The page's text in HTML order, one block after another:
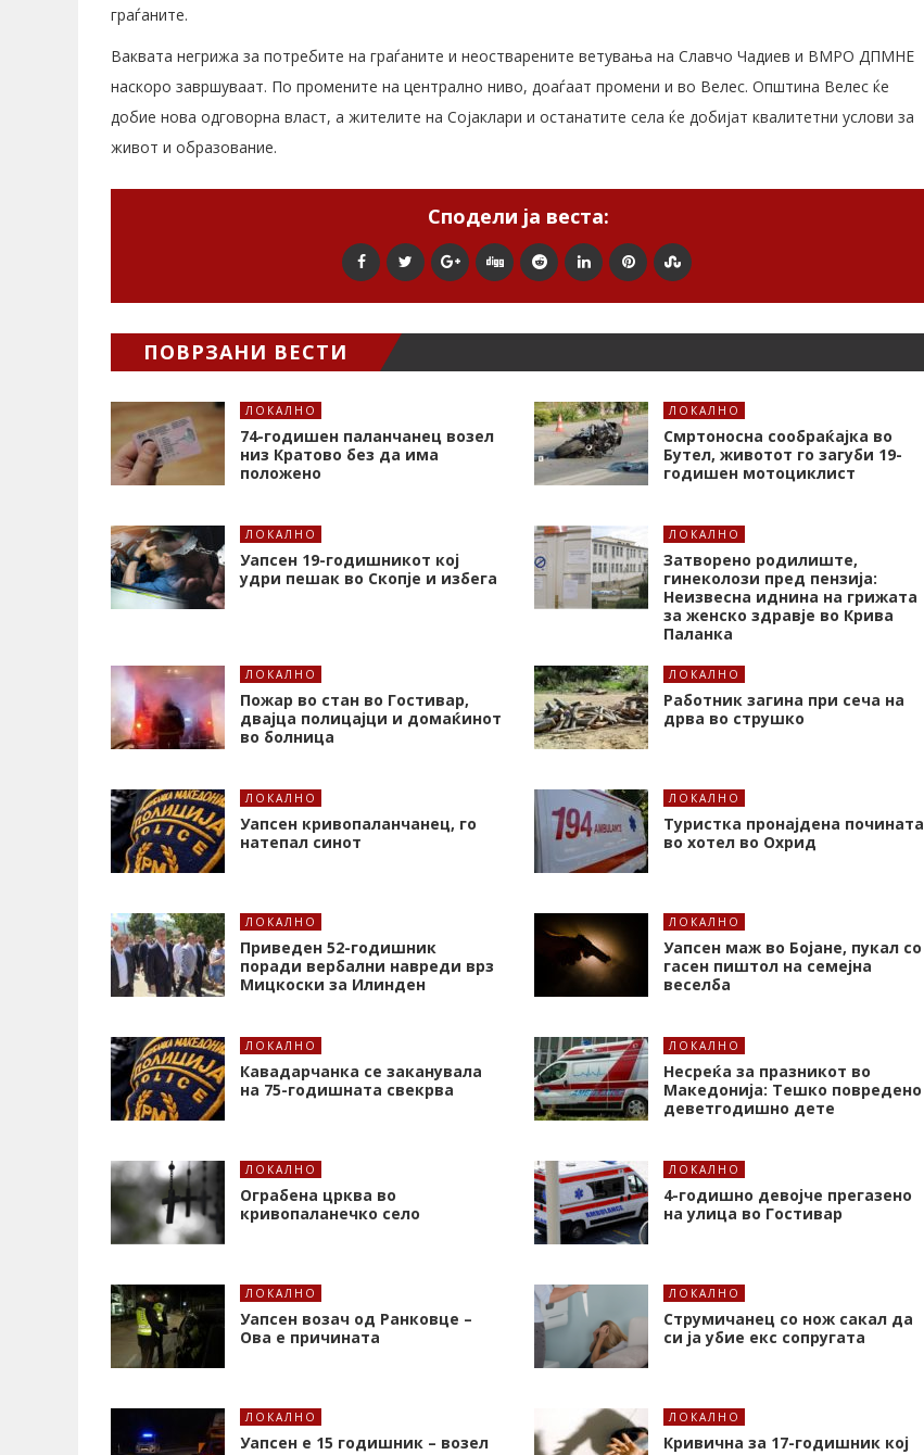
граѓаните.
Ваквата негрижа за потребите на граѓаните и неостварените ветувања на Славчо Чадиев и ВМРО ДПМНЕ
наскоро завршуваат. По промените на централно ниво, доаѓаат промени и во Велес. Општина Велес ќе
добие нова одговорна власт, а жителите на Сојаклари и останатите села ќе добијат квалитетни услови за
живот и образование.
Сподели ја веста:
ПОВРЗАНИ ВЕСТИ
ЛОКАЛНО
74-годишен паланчанец возел
низ Кратово без да има
положено
ЛОКАЛНО
Смртоносна сообраќајка во
Бутел, животот го загуби 19-
годишен мотоциклист
ЛОКАЛНО
Уапсен 19-годишникот кој
удри пешак во Скопје и избега
ЛОКАЛНО
Затворено родилиште,
гинеколози пред пензија:
Неизвесна иднина на грижата
за женско здравје во Крива
Паланка
ЛОКАЛНО
Пожар во стан во Гостивар,
двајца полицајци и домаќинот
во болница
ЛОКАЛНО
Работник загина при сеча на
дрва во струшко
ЛОКАЛНО
Уапсен кривопаланчанец, го
натепал синот
ЛОКАЛНО
Туристка пронајдена почината
во хотел во Охрид
ЛОКАЛНО
Приведен 52-годишник
поради вербални навреди врз
Мицкоски за Илинден
ЛОКАЛНО
Уапсен маж во Бојане, пукал со
гасен пиштол на семејна
веселба
ЛОКАЛНО
Кавадарчанка се заканувала
на 75-годишната свекрва
ЛОКАЛНО
Несреќа за празникот во
Македонија: Тешко повредено
деветгодишно дете
ЛОКАЛНО
Ограбена црква во
кривопаланечко село
ЛОКАЛНО
4-годишно девојче прегазено
на улица во Гостивар
ЛОКАЛНО
Уапсен возач од Ранковце –
Ова е причината
ЛОКАЛНО
Струмичанец со нож сакал да
си ја убие екс сопругата
ЛОКАЛНО
Уапсен е 15 годишник – возел
ЛОКАЛНО
Кривична за 17-годишник кој